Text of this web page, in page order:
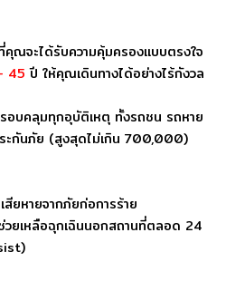
ณจะได้รับความคุ้มครองแบบตรงใจ
45 ปี ให้คุณเดินทางได้อย่างไร้กังวล
อบคลุมทุกอุบัติเหตุ ทั้งรถชน รถหาย
ะกันภัย (สูงสุดไม่เกิน 700,000)
ยหายจากภัยก่อการร้าย
วยเหลือฉุกเฉินนอกสถานที่ตลอด 24